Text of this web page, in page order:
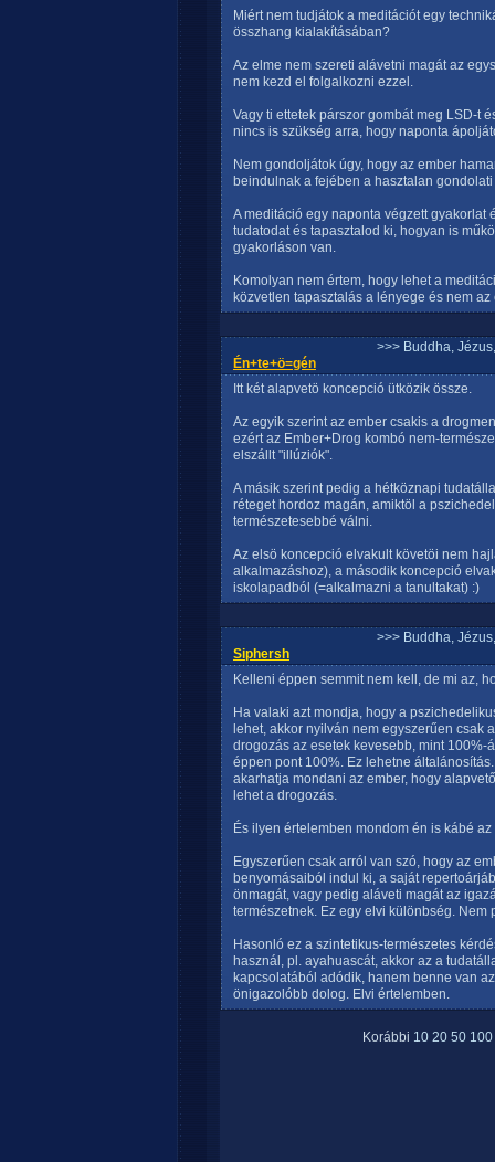
Miért nem tudjátok a meditációt egy
összhang kialakításában?
Az elme nem szereti alávetni magát az
nem kezd el folgalkozni ezzel.
Vagy ti ettetek párszor gombát meg LSD-t
nincs is szükség arra, hogy naponta
Nem gondoljátok úgy, hogy az ember
beindulnak a fejében a hasztalan
A meditáció egy naponta végzett
tudatodat és tapasztalod ki, hogyan is
gyakorláson van.
Komolyan nem értem, hogy lehet a
közvetlen tapasztalás a lényege és nem
>>> Buddha,
Én+te+ö=gén
Itt két alapvetö koncepció ütközik össze.
Az egyik szerint az ember csakis a
ezért az Ember+Drog kombó nem-
elszállt "illúziók".
A másik szerint pedig a hétköznapi
réteget hordoz magán, amiktöl a
természetesebbé válni.
Az elsö koncepció elvakult követöi nem
alkalmazáshoz), a második koncepció
iskolapadból (=alkalmazni a tanultakat) :)
>>> Buddha,
Siphersh
Kelleni éppen semmit nem kell, de mi az,
Ha valaki azt mondja, hogy a
lehet, akkor nyilván nem egyszerűen csak
drogozás az esetek kevesebb, mint
éppen pont 100%. Ez lehetne
akarhatja mondani az ember, hogy
lehet a drogozás.
És ilyen értelemben mondom én is kábé
Egyszerűen csak arról van szó, hogy az
benyomásaiból indul ki, a saját
önmagát, vagy pedig aláveti magát az
természetnek. Ez egy elvi különbség.
Hasonló ez a szintetikus-természetes
használ, pl. ayahuascát, akkor az a
kapcsolatából adódik, hanem benne van
önigazolóbb dolog. Elvi értelemben.
Korábbi 10 20 50 100